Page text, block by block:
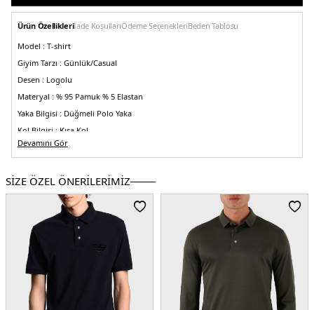
Ürün Özellikleriİade KoşullarıÖdeme SeçenekleriBeden Tablosu
Model : T-shirt
Giyim Tarzı : Günlük/Casual
Desen : Logolu
Materyal : % 95 Pamuk % 5 Elastan
Yaka Bilgisi : Düğmeli Polo Yaka
Kol Bilgisi : Kısa Kol
Kalıp Bilgisi :Regular Fit
Üretim Yeri :Türkiye
5DY1EM000852AF12955FB273.12
Devamını Gör
SİZE ÖZEL ÖNERİLERİMİZ